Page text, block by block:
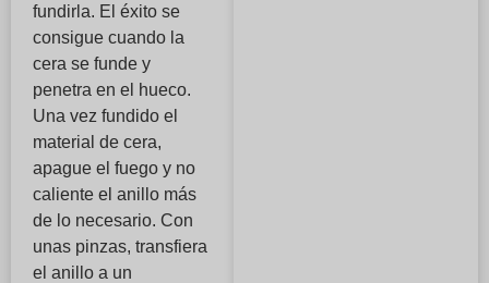
fundirla. El éxito se
consigue cuando la
cera se funde y
penetra en el hueco.
Una vez fundido el
material de cera,
apague el fuego y no
caliente el anillo más
de lo necesario. Con
unas pinzas, transfiera
el anillo a un